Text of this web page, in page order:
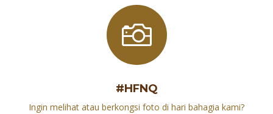

#HFNQ
Ingin melihat atau berkongsi foto di hari bahagia kami?